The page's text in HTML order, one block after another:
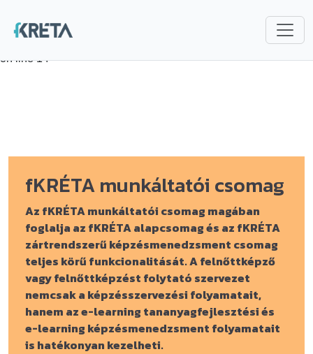
Deprecated: explode(): Passing null to parameter #2 ($string) of
type string is deprecated in
/var/www/fkreta/core/Language.php
on line14
fKRÉTA munkáltatói csomag
Az fKRÉTA munkáltatói csomag magában
foglalja az fKRÉTA alapcsomag és az fKRÉTA
zártrendszerű képzésmenedzsment csomag
teljes körű funkcionalitását. A felnőttképző
vagy felnőttképzést folytató szervezet
nemcsak a képzésszervezési folyamatait,
hanem az e-learning tananyagfejlesztési és
e-learning képzésmenedzsment folyamatait
is hatékonyan kezelheti.